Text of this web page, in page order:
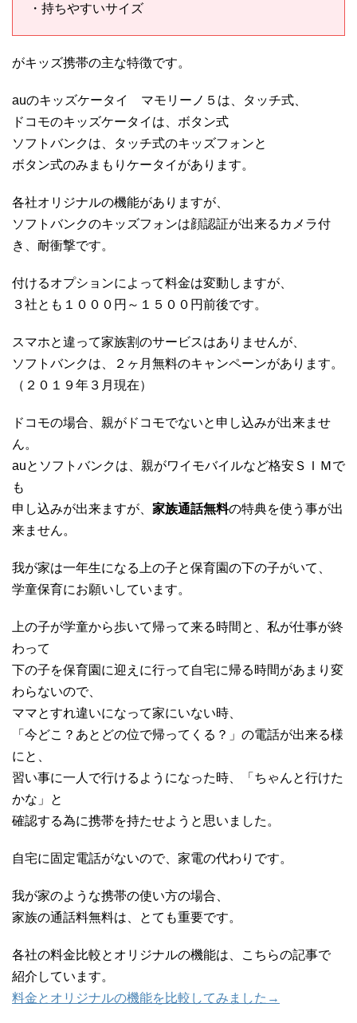
・持ちやすいサイズ
がキッズ携帯の主な特徴です。
auのキッズケータイ マモリーノ５は、タッチ式、
ドコモのキッズケータイは、ボタン式
ソフトバンクは、タッチ式のキッズフォンと
ボタン式のみまもりケータイがあります。
各社オリジナルの機能がありますが、
ソフトバンクのキッズフォンは顔認証が出来るカメラ付
き、耐衝撃です。
付けるオプションによって料金は変動しますが、
３社とも１０００円～１５００円前後です。
スマホと違って家族割のサービスはありませんが、
ソフトバンクは、２ヶ月無料のキャンペーンがあります。
（２０１９年３月現在）
ドコモの場合、親がドコモでないと申し込みが出来ませ
ん。
auとソフトバンクは、親がワイモバイルなど格安ＳＩＭで
も
申し込みが出来ますが、 家族通話無料の特典を使う事が出
来ません。
我が家は一年生になる上の子と保育園の下の子がいて、
学童保育にお願いしています。
上の子が学童から歩いて帰って来る時間と、私が仕事が終
わって
下の子を保育園に迎えに行って自宅に帰る時間があまり変
わらないので、
ママとすれ違いになって家にいない時、
「今どこ？あとどの位で帰ってくる？」の電話が出来る様
にと、
習い事に一人で行けるようになった時、「ちゃんと行けた
かな」と
確認する為に携帯を持たせようと思いました。
自宅に固定電話がないので、家電の代わりです。
我が家のような携帯の使い方の場合、
家族の通話料無料は、とても重要です。
各社の料金比較とオリジナルの機能は、こちらの記事で
紹介しています。
料金とオリジナルの機能を比較してみました→